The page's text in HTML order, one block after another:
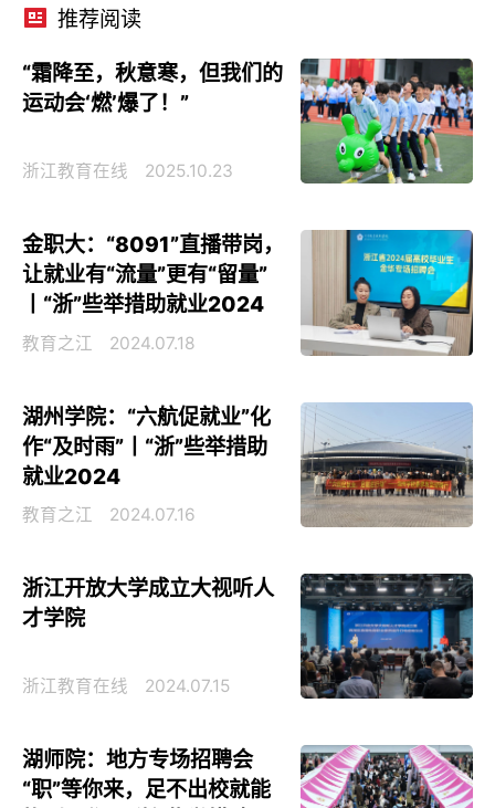
推荐阅读
“霜降至，秋意寒，但我们的
运动会‘燃’爆了！”
浙江教育在线 2025.10.23
金职大：“8091”直播带岗，
让就业有“流量”更有“留量”
丨“浙”些举措助就业2024
教育之江 2024.07.18
湖州学院：“六航促就业”化
作“及时雨”丨“浙”些举措助
就业2024
教育之江 2024.07.16
浙江开放大学成立大视听人
才学院
浙江教育在线 2024.07.15
湖师院：地方专场招聘会
“职”等你来，足不出校就能